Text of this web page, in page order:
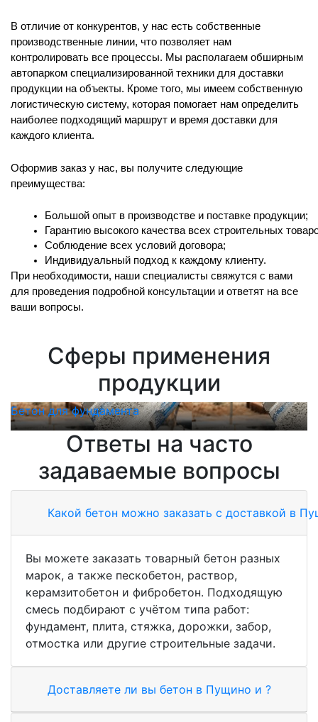
В отличие от конкурентов, у нас есть собственные
производственные линии, что позволяет нам
контролировать все процессы. Мы располагаем обширным
автопарком специализированной техники для доставки
продукции на объекты. Кроме того, мы имеем собственную
логистическую систему, которая помогает нам определить
наиболее подходящий маршрут и время доставки для
каждого клиента.
Оформив заказ у нас, вы получите следующие
преимущества:
Большой опыт в производстве и поставке продукции;
Гарантию высокого качества всех строительных
Соблюдение всех условий договора;
Индивидуальный подход к каждому клиенту.
При необходимости, наши специалисты свяжутся с вами
для проведения подробной консультации и ответят на все
ваши вопросы.
Сферы применения
продукции
Бетон для фундамента
Ответы на часто
задаваемые вопросы
Какой бетон можно заказать с доставкой в
Вы можете заказать товарный бетон разных
марок, а также пескобетон, раствор,
керамзитобетон и фибробетон. Подходящую
смесь подбирают с учётом типа работ:
фундамент, плита, стяжка, дорожки, забор,
отмостка или другие строительные задачи.
Доставляете ли вы бетон в Пущино и ?